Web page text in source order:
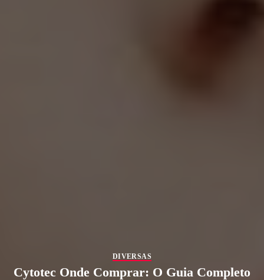
DIVERSAS
Cytotec Onde Comprar: O Guia Completo